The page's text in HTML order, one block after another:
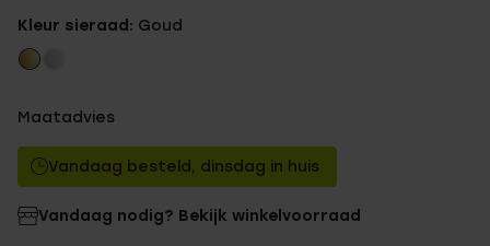
Zonder memberkorting
Kleur sieraad: Goud
Maatadvies
Vandaag besteld, dinsdag in huis
Vandaag nodig? Bekijk winkelvoorraad